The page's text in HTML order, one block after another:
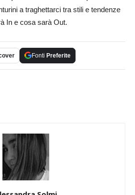
a traghettarci tra stili e tendenze
In e cosa sarà Out.
Fonti Preferite